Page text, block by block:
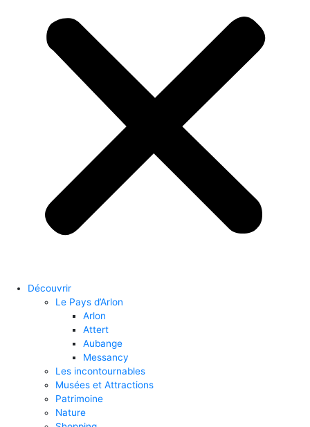
Découvrir
Le Pays d’Arlon
Arlon
Attert
Aubange
Messancy
Les incontournables
Musées et Attractions
Patrimoine
Nature